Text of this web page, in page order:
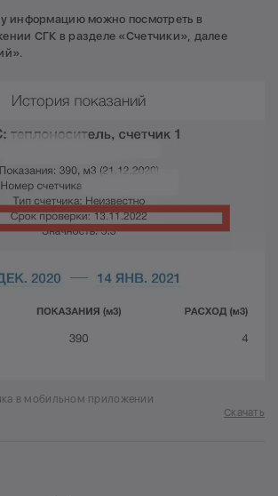
информацию можно посмотреть в
СГК в разделе «Счетчики», далее
в мобильном приложении
Скачать